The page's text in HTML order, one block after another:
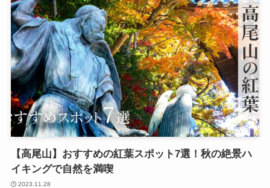
【高尾山】おすすめの紅葉スポット7選！秋の絶景ハ
イキングで自然を満喫
2023.11.28